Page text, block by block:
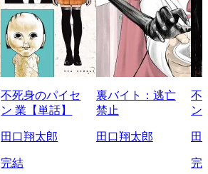
不死身のパイセ
ン 業【単話】
田口翔太郎
完結
裏バイト：逃亡
禁止
田口翔太郎
不
ン
田
完